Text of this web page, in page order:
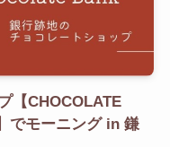
【CHOCOLATE
でモーニング in 鎌